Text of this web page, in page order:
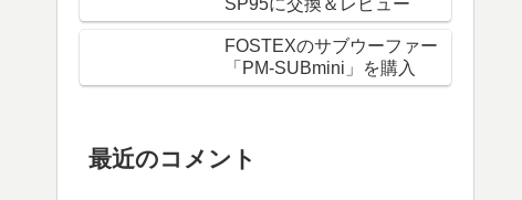
FOSTEXのサブウーファー
「PM-SUBmini」を購入
最近のコメント